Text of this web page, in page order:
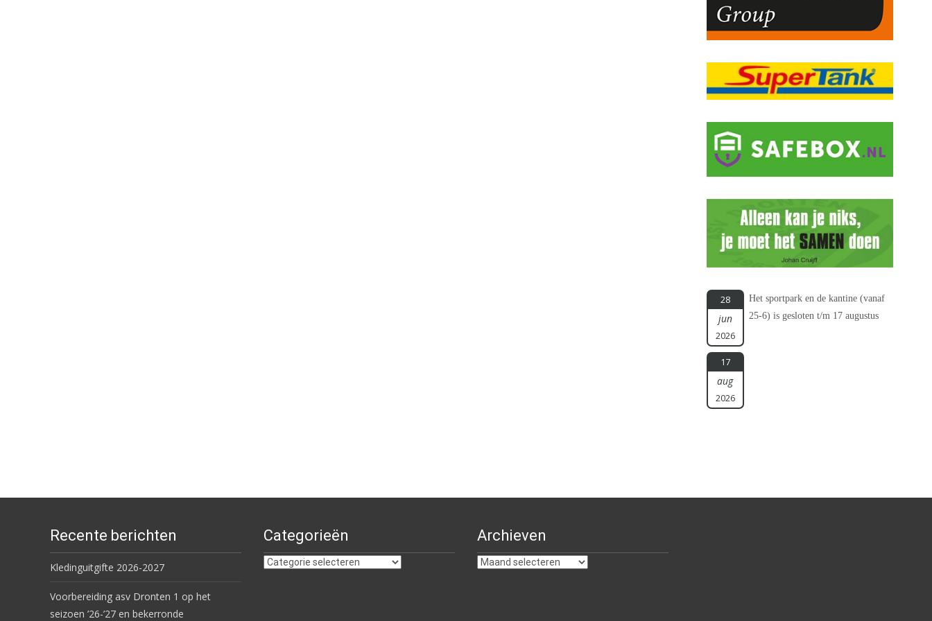
28
jun
2026
17
aug
2026
Het sportpark en de kantine (vanaf
25-6) is gesloten t/m 17 augustus
Recente berichten
Kledinguitgifte 2026-2027
Voorbereiding asv Dronten 1 op het
seizoen ’26-’27 en bekerronde
Categorieën
Categorieën
Archieven
Archieven